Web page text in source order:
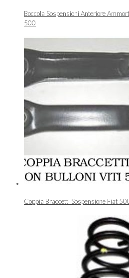
Boccola Sospensioni Anteriore
500
Coppia Braccetti Sospensione Fiat